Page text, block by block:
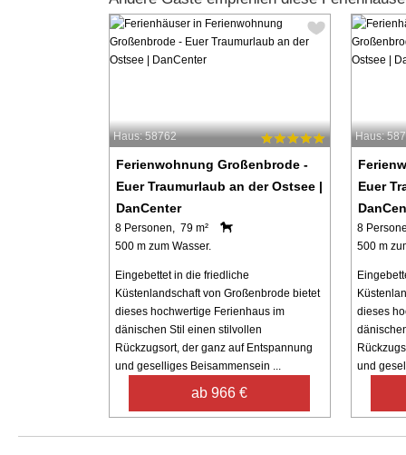
Haus: 58762
Ferienwohnung Großenbrode -
Euer Traumurlaub an der Ostsee |
DanCenter
8 Personen, 79 m²
500 m zum Wasser.
Eingebettet in die friedliche
Küstenlandschaft von Großenbrode bietet
dieses hochwertige Ferienhaus im
dänischen Stil einen stilvollen
Rückzugsort, der ganz auf Entspannung
und geselliges Beisammensein ...
ab 966 €
Haus:
Euer
8
500 m
dieses
und